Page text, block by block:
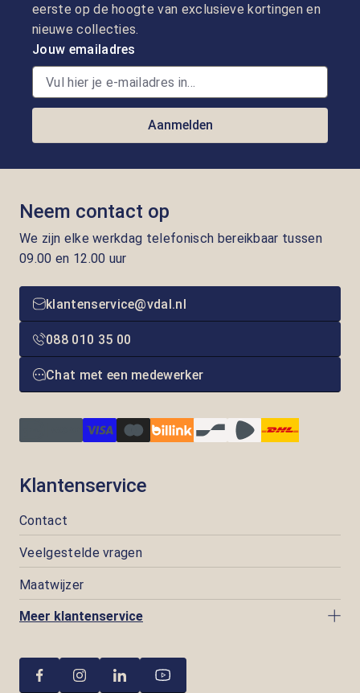
eerste op de hoogte van exclusieve kortingen en
nieuwe collecties.
Jouw emailadres
Aanmelden
Neem contact op
We zijn elke werkdag telefonisch bereikbaar tussen
09.00 en 12.00 uur
klantenservice@vdal.nl
088 010 35 00
Chat met een medewerker
Klantenservice
Contact
Veelgestelde vragen
Maatwijzer
Meer klantenservice